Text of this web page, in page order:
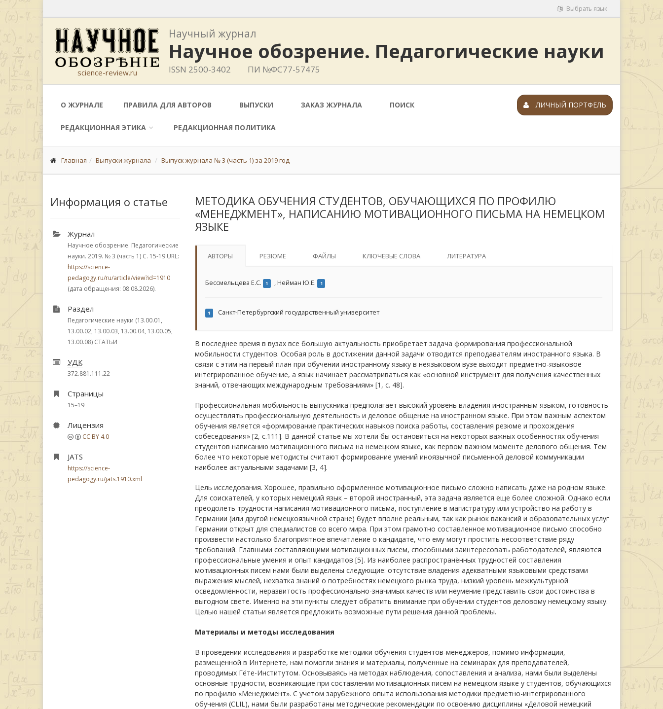
Выбрать язык
science-review.ru
Научный журнал
Научное обозрение. Педагогические науки
ISSN 2500-3402 ПИ №ФС77-57475
О ЖУРНАЛЕ ПРАВИЛА ДЛЯ АВТОРОВ ВЫПУСКИ ЗАКАЗ ЖУРНАЛА ПОИСК
РЕДАКЦИОННАЯ ЭТИКА РЕДАКЦИОННАЯ ПОЛИТИКА
ЛИЧНЫЙ ПОРТФЕЛЬ
Главная Выпуски журнала Выпуск журнала № 3 (часть 1) за 2019 год
Информация о статье
Журнал
Научное обозрение. Педагогические
науки. 2019. № 3 (часть 1) С. 15-19 URL:
https://science-
pedagogy.ru/ru/article/view?id=1910
(дата обращения: 08.08.2026).
Раздел
Педагогические науки (13.00.01,
13.00.02, 13.00.03, 13.00.04, 13.00.05,
13.00.08) СТАТЬИ
УДК
372.881.111.22
Страницы
15–19
Лицензия
CC BY 4.0
JATS
https://science-
pedagogy.ru/jats.1910.xml
МЕТОДИКА ОБУЧЕНИЯ СТУДЕНТОВ, ОБУЧАЮЩИХСЯ ПО ПРОФИЛЮ
«МЕНЕДЖМЕНТ», НАПИСАНИЮ МОТИВАЦИОННОГО ПИСЬМА НА НЕМЕЦКОМ
ЯЗЫКЕ
АВТОРЫ РЕЗЮМЕ ФАЙЛЫ КЛЮЧЕВЫЕ СЛОВА ЛИТЕРАТУРА
Бессмельцева Е.С. 1 ,Нейман Ю.Е. 1
1 Санкт-Петербургский государственный университет
В последнее время в вузах все большую актуальность приобретает задача формирования профессиональной
мобильности студентов. Особая роль в достижении данной задачи отводится преподавателям иностранного языка. В
связи с этим на первый план при обучении иностранному языку в неязыковом вузе выходит предметно-языковое
интегрированное обучение, а язык начинает рассматриваться как «основной инструмент для получения качественных
знаний, отвечающих международным требованиям» [1, с. 48].
Профессиональная мобильность выпускника предполагает высокий уровень владения иностранным языком, готовность
осуществлять профессиональную деятельность и деловое общение на иностранном языке. При этом важным аспектом
обучения является «формирование практических навыков поиска работы, составления резюме и прохождения
собеседования» [2, с.111]. В данной статье мы хотели бы остановиться на некоторых важных особенностях обучения
студентов написанию мотивационного письма на немецком языке, как первом важном моменте делового общения. Тем
более что некоторые методисты считают формирование умений иноязычной письменной деловой коммуникации
наиболее актуальными задачами [3, 4].
Цель исследования. Хорошее, правильно оформленное мотивационное письмо сложно написать даже на родном языке.
Для соискателей, у которых немецкий язык – второй иностранный, эта задача является еще более сложной. Однако если
преодолеть трудности написания мотивационного письма, поступление в магистратуру или устройство на работу в
Германии (или другой немецкоязычной стране) будет вполне реальным, так как рынок вакансий и образовательных услуг
Германии открыт для специалистов со всего мира. При этом грамотно составленное мотивационное письмо способно
произвести настолько благоприятное впечатление о кандидате, что ему могут простить несоответствие ряду
требований. Главными составляющими мотивационных писем, способными заинтересовать работодателей, являются
профессиональные умения и опыт кандидатов [5]. Из наиболее распространённых трудностей составления
мотивационных писем нами были выделены следующие: отсутствие владения адекватными языковыми средствами
выражения мыслей, нехватка знаний о потребностях немецкого рынка труда, низкий уровень межкультурной
осведомлённости, неразвитость профессионально-значимых качеств или неумение представить свои достоинства в
выгодном свете. Именно на эти пункты следует обратить внимание при обучении студентов деловому немецкому языку.
Целью нашей статьи является предложить возможные пути решения данной проблемы.
Материалы и методы исследования
В проведении исследования и разработке методики обучения студентов-менеджеров, помимо информации,
размещенной в Интернете, нам помогли знания и материалы, полученные на семинарах для преподавателей,
проводимых Гёте-Институтом. Основываясь на методах наблюдения, сопоставления и анализа, нами были выделены
основные трудности, возникающие при составлении мотивационных писем на немецком языке у студентов, обучающихся
по профилю «Менеджмент». С учетом зарубежного опыта использования методики предметно-интегрированного
обучения (CLIL), нами были разработаны методические рекомендации по освоению дисциплины «Деловой немецкий